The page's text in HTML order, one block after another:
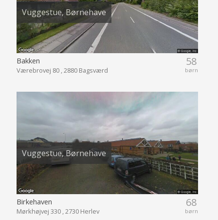
Vuggestue, Børnehave
58
børn
Bakken
Værebrovej 80 , 2880 Bagsværd
Vuggestue, Børnehave
68
børn
Birkehaven
Mørkhøjvej 330 , 2730 Herlev